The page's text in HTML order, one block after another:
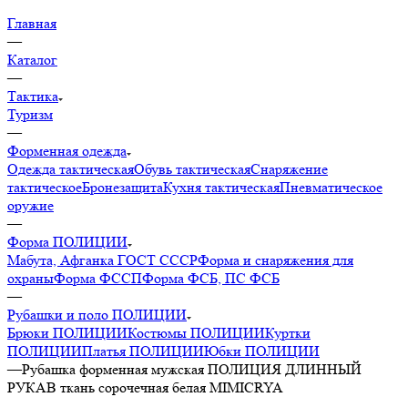
Главная
—
Каталог
—
Тактика
Туризм
—
Форменная одежда
Одежда тактическаяОбувь тактическаяСнаряжение
тактическоеБронезащитаКухня тактическаяПневматическое
оружие
—
Форма ПОЛИЦИИ
Мабута, Афганка ГОСТ СССРФорма и снаряжения для
охраныФорма ФССПФорма ФСБ, ПС ФСБ
—
Рубашки и поло ПОЛИЦИИ
Брюки ПОЛИЦИИКостюмы ПОЛИЦИИКуртки
ПОЛИЦИИПлатья ПОЛИЦИИЮбки ПОЛИЦИИ
—Рубашка форменная мужская ПОЛИЦИЯ ДЛИННЫЙ
РУКАВ ткань сорочечная белая MIMICRYA